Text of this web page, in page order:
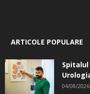
ARTICOLE POPULARE
04/08/2026